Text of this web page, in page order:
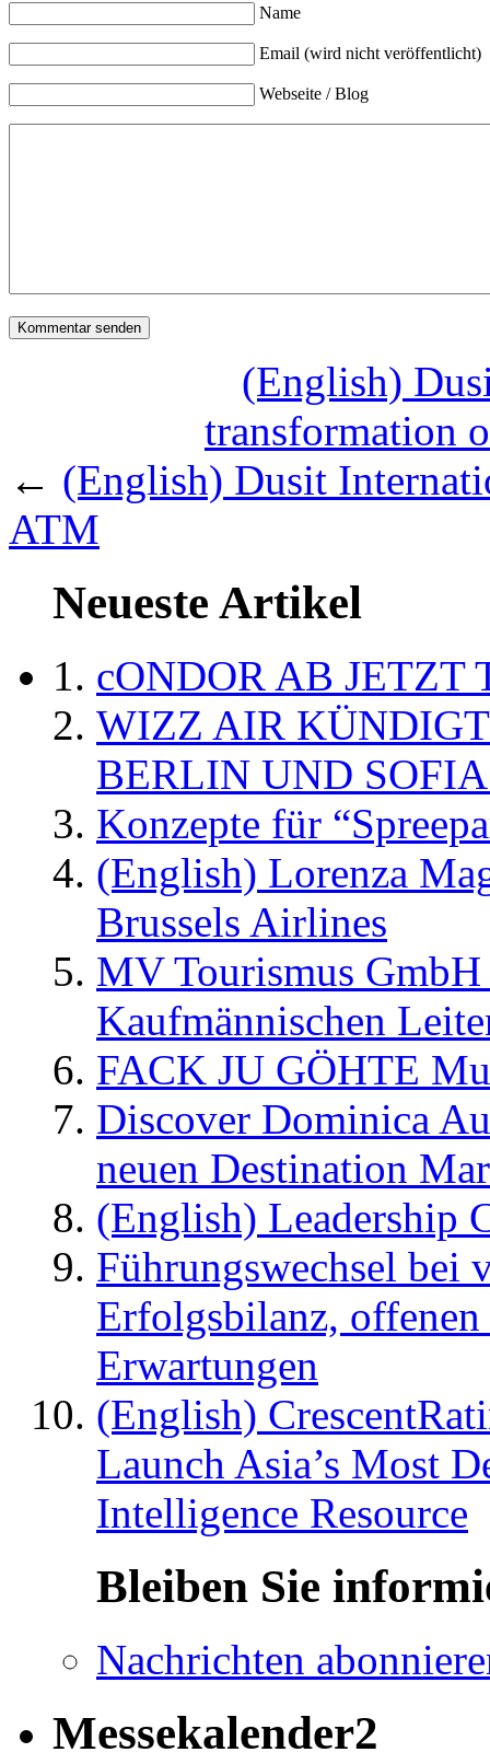
Name
Email (wird nicht veröffentlicht)
Webseite / Blog
(English)
transformation
← (English) Dusit
ATM
Neueste Artikel
cONDOR AB
WIZZ AIR
BERLIN UND
Konzepte für
(English) Lorenza
Brussels Airlines
MV Tourismus
Kaufmännischen
FACK JU GÖHTE
Discover Dominica
neuen Destination
(English) Leadership
Führungswechsel bei
Erfolgsbilanz,
Erwartungen
(English)
Launch Asia’s Most
Intelligence Resource
Bleiben Sie
Nachrichten
Messekalender2